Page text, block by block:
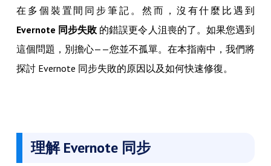
在多個裝置間同步筆記。然而，沒有什麼比遇到
Evernote 同步失敗 的錯誤更令人沮喪的了。如果您遇到
這個問題，別擔心——您並不孤單。在本指南中，我們將
探討 Evernote 同步失敗的原因以及如何快速修復。
理解 Evernote 同步